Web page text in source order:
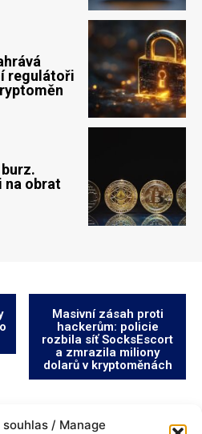
/ Manage
regulátoři
na obrat
Masivní zásah proti
hackerům: policie
rozbila síť SocksEscort
a zmrazila miliony
dolarů v kryptoměnách